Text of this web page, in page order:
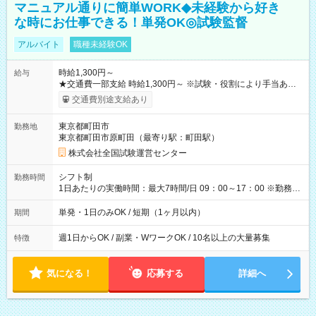
マニュアル通りに簡単WORK◆未経験から好き
な時にお仕事できる！単発OK◎試験監督
アルバイト 職種未経験OK
給与
時給1,300円～
★交通費一部支給 時給1,300円～ ※試験・役割により手当あり
※勤務回数により昇給あり 【即給（前払い）オプションあ
り！】 希望される場合、勤務から1週間ほどで給与の一部を受け
例】 ・河合塾模擬試験 8:30～17:30（休憩1時間） 時給1,300円
×8時間＝日収10,400円＋交通費 ※当日の役割により時給＋100
円の場合あり ・国家試験 7:00～13:30（休憩なし） 時給1,300
円（役割手当＋100円）×6時間＝日収8,400円＋交通費 【試用期
間】試用期間なし
交通費別途支給あり
勤務地
東京都町田市
東京都町田市原町田（最寄り駅：町田駅）
株式会社全国試験運営センター
勤務時間
シフト制
1日あたりの実働時間：最大7時間/日 09：00～17：00 ※勤務時
間は 試験により異なります。
期間 単発・1日のみOK / 短期（1ヶ月以内）
特徴 週1日からOK / 副業・WワークOK / 10名以上の大量募集
気になる！ 応募する 詳細へ